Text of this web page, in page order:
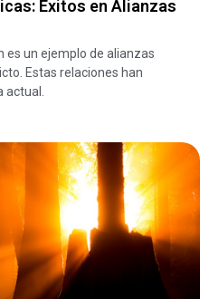
Éxitos en Alianzas
es un ejemplo de alianzas
Estas relaciones han